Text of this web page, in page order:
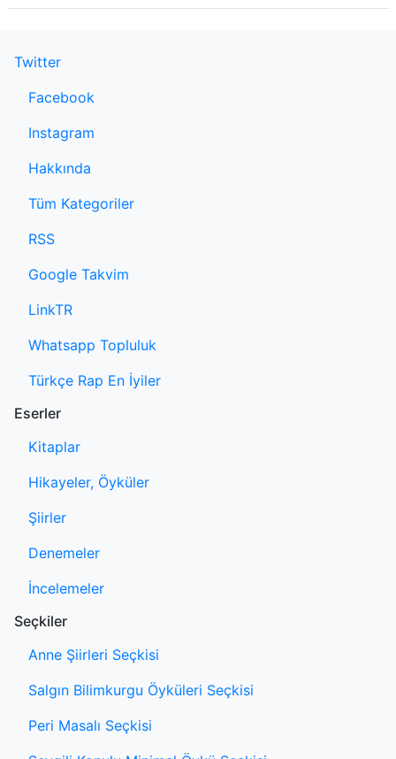
Twitter
Facebook
Instagram
Hakkında
Tüm Kategoriler
RSS
Google Takvim
LinkTR
Whatsapp Topluluk
Türkçe Rap En İyiler
Eserler
Kitaplar
Hikayeler, Öyküler
Şiirler
Denemeler
İncelemeler
Seçkiler
Anne Şiirleri Seçkisi
Salgın Bilimkurgu Öyküleri Seçkisi
Peri Masalı Seçkisi